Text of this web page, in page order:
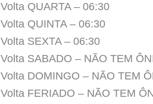
Volta QUARTA – 06:30
Volta QUINTA – 06:30
Volta SEXTA – 06:30
Volta SABADO – NÃO TEM
Volta DOMINGO – NÃO TEM
Volta FERIADO – NÃO TEM